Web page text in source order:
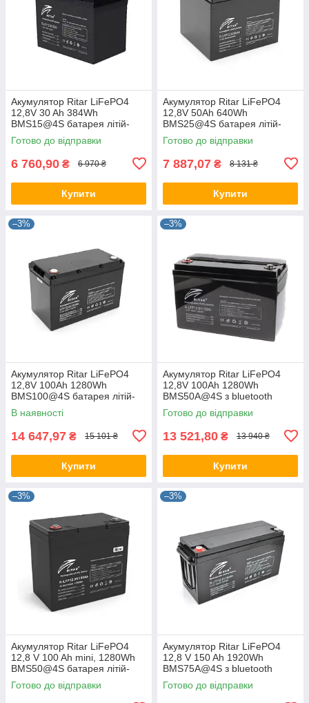
Акумулятор Ritar LiFePO4
12,8V 30 Ah 384Wh
BMS15@4S батарея літій-
залізо-фосфатна,
акумуляторна Ритар
Готово до відправки
6 760,90 ₴ 6 970 ₴
Купити
Акумулятор Ritar LiFePO4
12,8V 50Ah 640Wh
BMS25@4S батарея літій-
залізо-фосфатна,
акумуляторна Ритар
Готово до відправки
7 887,07 ₴ 8 131 ₴
Купити
–3%
Акумулятор Ritar LiFePO4
12,8V 100Ah 1280Wh
BMS100@4S батарея літій-
залізо-фосфатна,
акумуляторна Ритар
В наявності
14 647,97 ₴ 15 101 ₴
Купити
–3%
Акумулятор Ritar LiFePO4
12,8V 100Ah 1280Wh
BMS50A@4S з bluetooth
батарея літій-залізо-
фосфатна, акумуляторна
Готово до відправки
13 521,80 ₴ 13 940 ₴
Купити
–3%
Акумулятор Ritar LiFePO4
12,8 V 100 Ah mini, 1280Wh
BMS50@4S батарея літій-
залізо-фосфатна,
акумуляторна Ритар
Готово до відправки
–3%
Акумулятор Ritar LiFePO4
12,8 V 150 Ah 1920Wh
BMS75A@4S з bluetooth
батарея літій-залізо-
фосфатна, акумуляторна
Готово до відправки